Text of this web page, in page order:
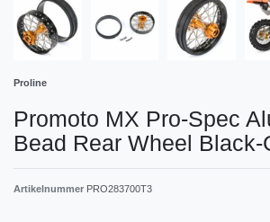
Proline
Promoto MX Pro-Spec
Bead Rear Wheel Black-
Artikelnummer PRO283700T3